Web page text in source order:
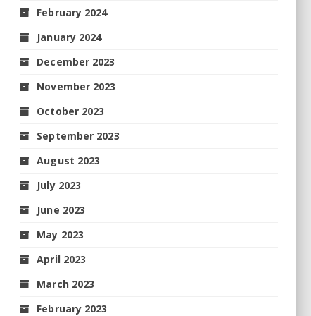
February 2024
January 2024
December 2023
November 2023
October 2023
September 2023
August 2023
July 2023
June 2023
May 2023
April 2023
March 2023
February 2023